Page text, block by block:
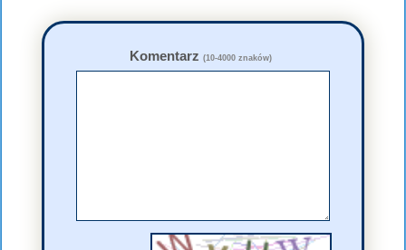
Komentarz (10-4000 znaków)